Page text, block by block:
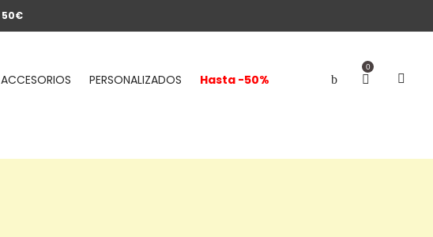
50€
0
ACCESORIOS PERSONALIZADOS
Hasta -50%